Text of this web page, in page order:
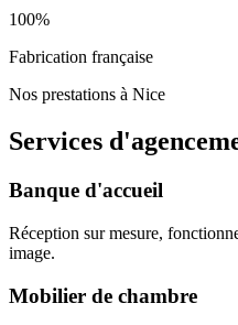
100%
Fabrication française
Nos prestations à Nice
Services
Banque d'accueil
Réception sur mesure,
image.
Mobilier de chambre